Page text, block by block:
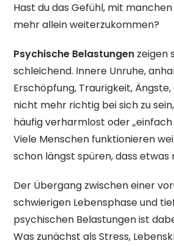
Hast du das Gefühl, mit
mehr allein weiterzukommen?
Psychische Belastungen zeigen
schleichend. Innere Unruhe,
Erschöpfung, Traurigkeit,
nicht mehr richtig bei sich zu
häufig verharmlost oder „einfach
Viele Menschen funktionieren
schon längst spüren, dass
Der Übergang zwischen einer
schwierigen Lebensphase und
psychischen Belastungen ist
Was zunächst als Stress,